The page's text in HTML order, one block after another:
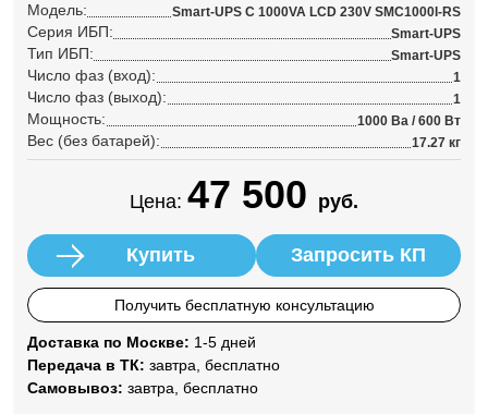
Модель: Smart-UPS C 1000VA LCD 230V SMC1000I-RS
Серия ИБП: Smart-UPS
Тип ИБП: Smart-UPS
Число фаз (вход): 1
Число фаз (выход): 1
Мощность: 1000 Ва / 600 Вт
Вес (без батарей): 17.27 кг
Цена: 47 500 руб.
Купить Запросить КП
Получить бесплатную консультацию
Доставка по Москве: 1-5 дней
Передача в ТК: завтра, бесплатно
Самовывоз: завтра, бесплатно